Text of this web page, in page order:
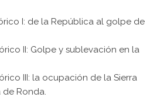
I: de la República al golpe de
II: Golpe y sublevación en la
III: la ocupación de la Sierra
de Ronda.